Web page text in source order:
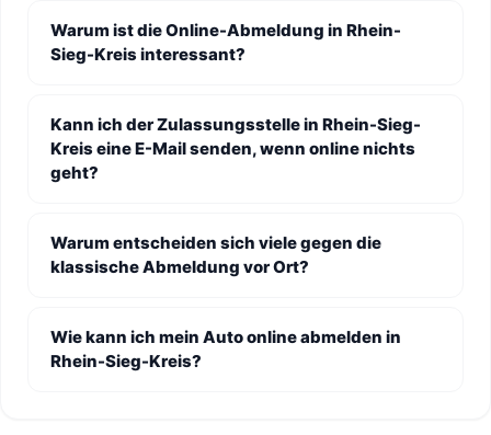
Warum ist die Online-Abmeldung in Rhein-
Sieg-Kreis interessant?
Kann ich der Zulassungsstelle in Rhein-Sieg-
Kreis eine E-Mail senden, wenn online nichts
geht?
Warum entscheiden sich viele gegen die
klassische Abmeldung vor Ort?
Wie kann ich mein Auto online abmelden in
Rhein-Sieg-Kreis?